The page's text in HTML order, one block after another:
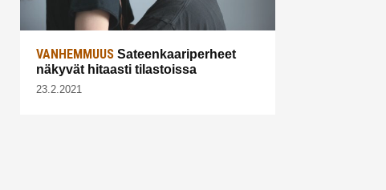
VANHEMMUUS Sateenkaariperheet
näkyvät hitaasti tilastoissa
23.2.2021